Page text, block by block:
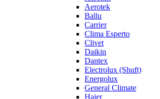
Aerotek
Ballu
Carrier
Clima Esperto
Clivet
Daikin
Dantex
Electrolux (Shuft)
Energolux
General Climate
Haier